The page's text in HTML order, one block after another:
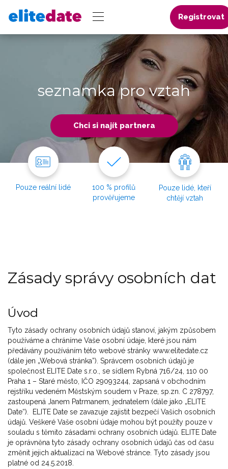
Registrovat
seznamka pro vztah
Chci si najít partnera
Pouze reální lidé
100 % profilů
prověřujeme
Pouze lidé, kteří
chtějí vztah
Zásady správy osobních dat
Úvod
Tyto zásady ochrany osobních údajů stanoví, jakým způsobem
používáme a chráníme Vaše osobní údaje, které jsou nám
předávány používáním této webové stránky www.elitedate.cz
(dále jen „Webová stránka”). Správcem osobních údajů je
společnost ELITE Date s.r.o., se sídlem Rybná 716/24, 110 00
Praha 1 – Staré město, IČO 29093244, zapsaná v obchodním
rejstříku vedeném Městským soudem v Praze, sp.zn. C 278797,
zastoupená Janem Patrmanem, jednatelem (dále jako „ELITE
Date“). ELITE Date se zavazuje zajistit bezpečí Vašich osobních
údajů. Veškeré Vaše osobní údaje mohou být použity pouze v
souladu s těmito zásadami ochrany osobních údajů. ELITE Date
je oprávněna tyto zásady ochrany osobních údajů čas od času
změnit jejich aktualizací na Webové stránce. Tyto zásady jsou
platné od 24.5.2018.